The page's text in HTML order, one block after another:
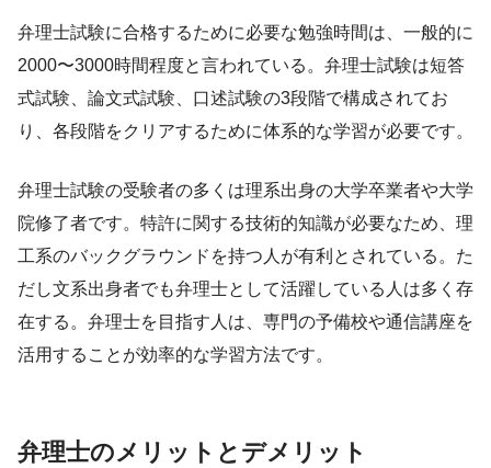
弁理士試験に合格するために必要な勉強時間は、一般的に
2000〜3000時間程度と言われている。弁理士試験は短答
式試験、論文式試験、口述試験の3段階で構成されてお
り、各段階をクリアするために体系的な学習が必要です。
弁理士試験の受験者の多くは理系出身の大学卒業者や大学
院修了者です。特許に関する技術的知識が必要なため、理
工系のバックグラウンドを持つ人が有利とされている。た
だし文系出身者でも弁理士として活躍している人は多く存
在する。弁理士を目指す人は、専門の予備校や通信講座を
活用することが効率的な学習方法です。
弁理士のメリットとデメリット